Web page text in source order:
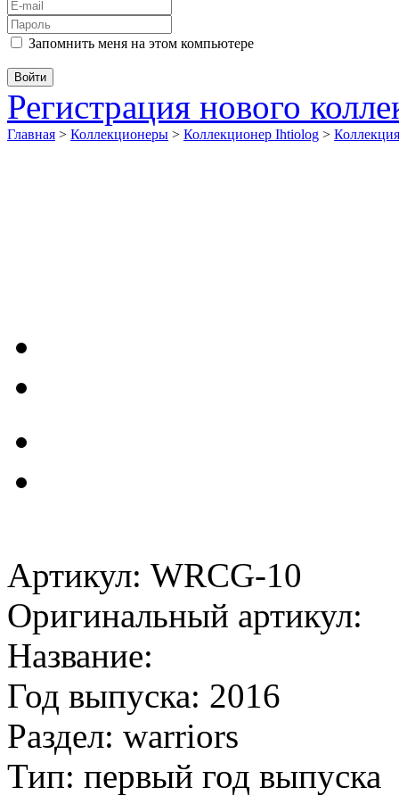
Запомнить меня на этом компьютере
Регистрация нового
Главная > Коллекционеры > Коллекционер Ihtiolog >
Артикул: WRCG-10
Оригинальный артикул:
Название:
Год выпуска: 2016
Раздел: warriors
Тип: первый год выпуска